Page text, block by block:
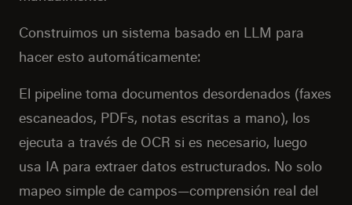
Construimos un sistema basado en LLM para
hacer esto automáticamente:
El pipeline toma documentos desordenados (faxes
escaneados, PDFs, notas escritas a mano), los
ejecuta a través de OCR si es necesario, luego
usa IA para extraer datos estructurados. No solo
mapeo simple de campos—comprensión real del